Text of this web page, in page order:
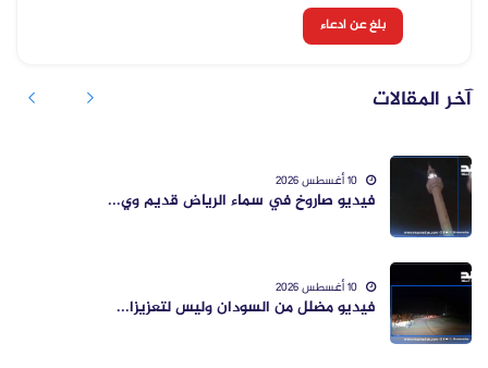
بلغ عن ادعاء
آخر المقالات
فيديو صاروخ في سماء الرياض قديم وي...
فيديو مضلل من السودان وليس لتعزيزا...